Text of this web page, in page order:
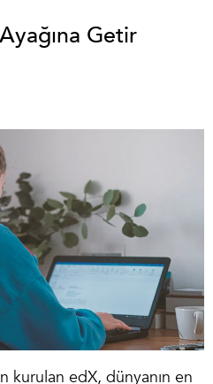
Getir
kurulan edX, dünyanın en